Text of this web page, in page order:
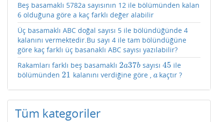
Beş basamaklı 5782a sayısının 12 ile bölümünden kalan
6 olduğuna göre a kaç farklı değer alabilir
Üç basamaklı ABC doğal sayısı 5 ile bölündüğünde 4
kalanını vermektedir.Bu sayı 4 ile tam bölündüğüne
göre kaç farklı üç basanaklı ABC sayısı yazılabilir?
Rakamları farklı beş basamaklı 2a37b
2a37bsayısı 45
45 ile
bölümünden 21
21 kalanını verdiğine göre , a
akaçtır ?
Tüm kategoriler